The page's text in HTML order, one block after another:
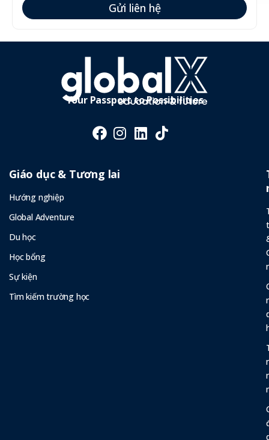
Gửi liên hệ
Your Passport to Possibilities
Giáo dục & Tương lai
Hướng nghiệp
Global Adventure
Du học
Học bổng
Sự kiện
Tìm kiếm trường học